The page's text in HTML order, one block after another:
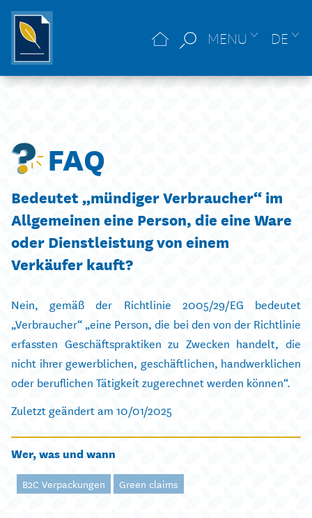
MENU DE
FAQ
Bedeutet „mündiger Verbraucher“ im
Allgemeinen eine Person, die eine Ware
oder Dienstleistung von einem
Verkäufer kauft?
Nein, gemäß der Richtlinie 2005/29/EG bedeutet
„Verbraucher“ „eine Person, die bei den von der Richtlinie
erfassten Geschäftspraktiken zu Zwecken handelt, die
nicht ihrer gewerblichen, geschäftlichen, handwerklichen
oder beruflichen Tätigkeit zugerechnet werden können“.
Zuletzt geändert am 10/01/2025
Wer, was und wann
B2C Verpackungen Green claims